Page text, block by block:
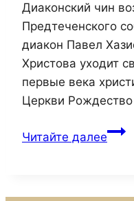
Диаконский чин
Предтеченского
диакон Павел
Христова уходит
первые века
Церкви
Читайте далее